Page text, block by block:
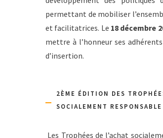
permettant de mobiliser
et facilitatrices. Le 18 décembre
mettre à l’honneur ses
d’insertion.
2ÈME ÉDITION DES
SOCIALEMENT RESPONSABLE
Les Trophées de l’achat